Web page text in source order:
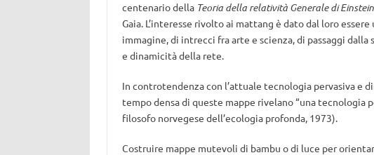
centenario della Teoria della relatività Generale di Einstein
Gaia. L’interesse rivolto ai mattang è dato dal loro
immagine, di intrecci fra arte e scienza, di passaggi
e dinamicità della rete.
In controtendenza con l’attuale tecnologia pervasiva e
tempo densa di queste mappe rivelano “una tecnologia
filosofo norvegese dell’ecologia profonda, 1973).
Costruire mappe mutevoli di bambu o di luce per